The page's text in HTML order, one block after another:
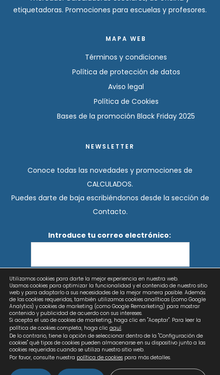
etiquetadoras. Promociones para escuelas y profesores.
MAPA WEB
Términos y condiciones
Política de protección de datos
Aviso legal
Política de Cookies
Bases de la promoción Black Friday 2025
NEWSLETTER
Conoce todas las novedades y promociones de
CALCULADOS.
Puedes darte de baja escribiéndonos desde la sección de
Contacto.
Introduce tu correo electrónico:
He leído y acepto los términos y condiciones
Utilizamos cookies para darte la mejor experiencia en nuestra web.
Usamos cookies para optimizar la funcionalidad y el contenido de nuestro sitio
web y para adaptarlo a sus necesidades de la mejor manera posible. Además
de las cookies requeridas, también utilizamos cookies analíticas (como Google
Analytics) y cookies de marketing (como Google Remarketing) para mostrar
contenido y publicidad de acuerdo con sus intereses.
Si acepta el uso de cookies de marketing, haga clic en "Aceptar". Para leer la
política de cookies completa, haga clic aquí.
De lo contrario, tiene la opción de seleccionar dentro de la "Configuración de
cookies" qué tipos de cookies pueden almacenarse en su dispositivo junto a las
cookies requeridas cuando se utiliza nuestro sitio web.
Por favor, consulte nuestra política de cookies para más detalles.